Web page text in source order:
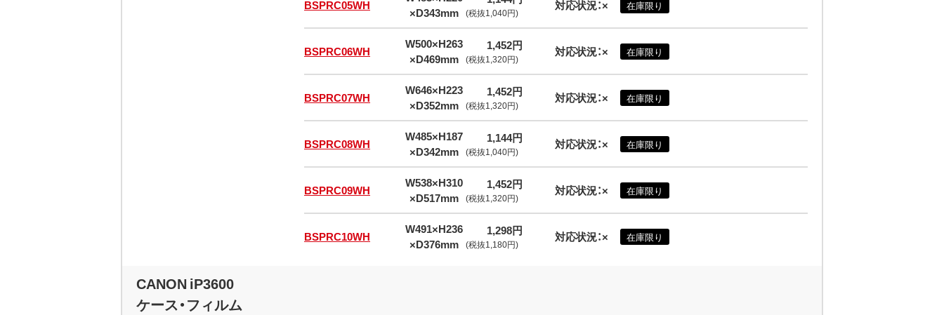
BSPRC05WH
×D343mm (税抜1,040円) 対応状況：× 在庫限り
BSPRC06WH
W500×H263
×D469mm
1,452円
(税抜1,320円) 対応状況：× 在庫限り
BSPRC07WH
W646×H223
×D352mm
1,452円
(税抜1,320円) 対応状況：× 在庫限り
BSPRC08WH
W485×H187
×D342mm
1,144円
(税抜1,040円) 対応状況：× 在庫限り
BSPRC09WH
W538×H310
×D517mm
1,452円
(税抜1,320円) 対応状況：× 在庫限り
BSPRC10WH
W491×H236
×D376mm
1,298円
(税抜1,180円) 対応状況：× 在庫限り
CANON iP3600
ケース・フィルム